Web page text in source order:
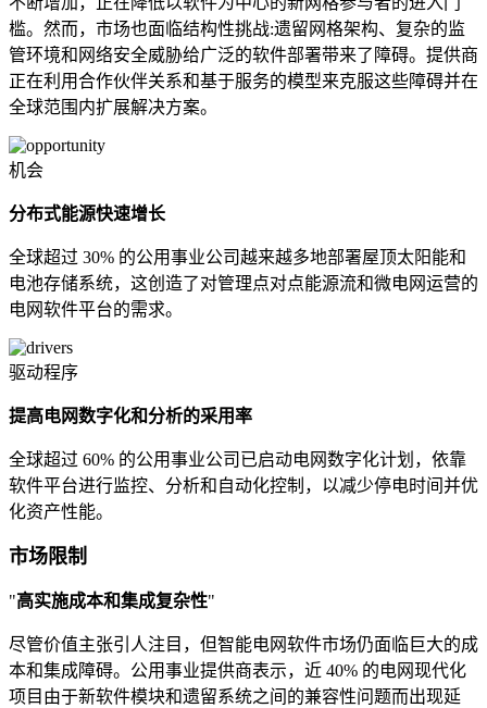
槛。然而，市场也面临结构性挑战:遗留网格架构、复杂的监
管环境和网络安全威胁给广泛的软件部署带来了障碍。提供商
正在利用合作伙伴关系和基于服务的模型来克服这些障碍并在
全球范围内扩展解决方案。
机会
分布式能源快速增长
全球超过 30% 的公用事业公司越来越多地部署屋顶太阳能和
电池存储系统，这创造了对管理点对点能源流和微电网运营的
电网软件平台的需求。
驱动程序
提高电网数字化和分析的采用率
全球超过 60% 的公用事业公司已启动电网数字化计划，依靠
软件平台进行监控、分析和自动化控制，以减少停电时间并优
化资产性能。
市场限制
"高实施成本和集成复杂性"
尽管价值主张引人注目，但智能电网软件市场仍面临巨大的成
本和集成障碍。公用事业提供商表示，近 40% 的电网现代化
项目由于新软件模块和遗留系统之间的兼容性问题而出现延